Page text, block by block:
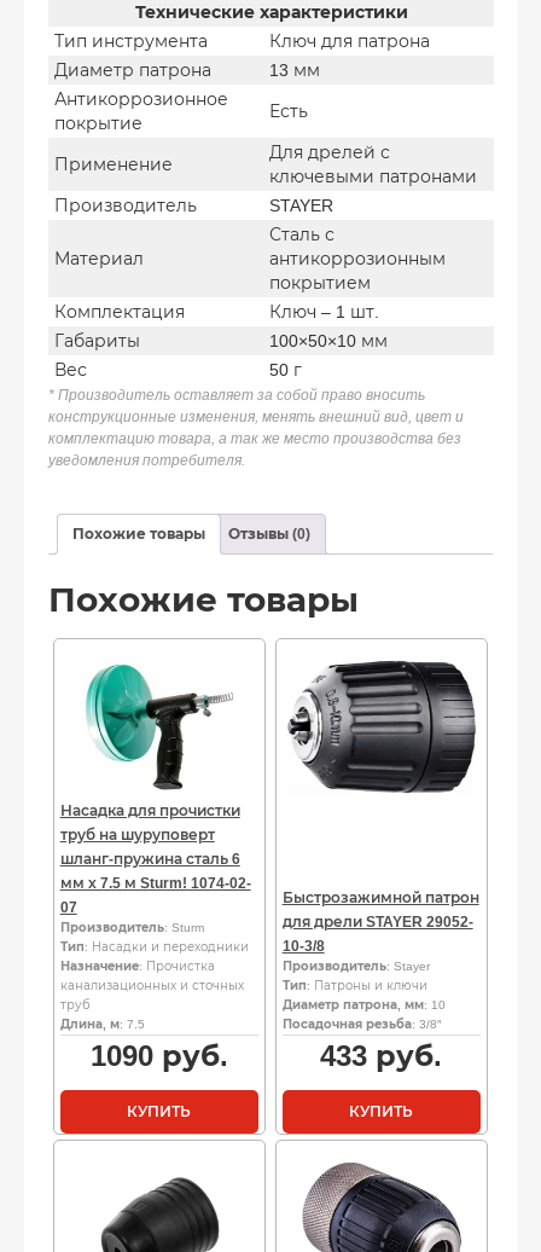
Технические характеристики
Тип инструмента
Ключ для патрона
Диаметр патрона
13 мм
Антикоррозионное
покрытие
Есть
Применение
Для дрелей с
ключевыми патронами
Производитель
STAYER
Материал
Сталь с
антикоррозионным
покрытием
Комплектация
Ключ – 1 шт.
Габариты
100×50×10 мм
Вес
50 г
* Производитель оставляет за собой право вносить
конструкционные изменения, менять внешний вид, цвет и
комплектацию товара, а так же место производства без
уведомления потребителя.
Похожие товары Отзывы (0)
Похожие товары
Насадка для прочистки
труб на шуруповерт
шланг-пружина сталь 6
мм х 7.5 м Sturm! 1074-02-
07
Производитель: Sturm
Тип: Насадки и переходники
Назначение: Прочистка
канализационных и сточных
труб
Длина, м: 7.5
1090руб.
КУПИТЬ
Быстрозажимной патрон
для дрели STAYER 29052-
10-3/8
Производитель: Stayer
Тип: Патроны и ключи
Диаметр патрона, мм: 10
Посадочная резьба: 3/8″
433 руб.
КУПИТЬ